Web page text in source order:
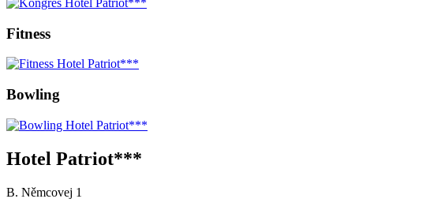
Fitness
Bowling
Hotel Patriot***
B. Němcovej 1